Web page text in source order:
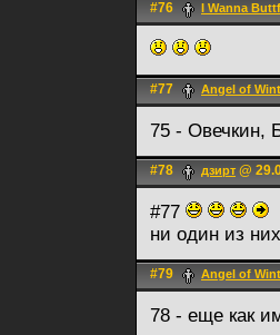
#76 I Wanna
#77 Angel of
75 - Овечкин,
#78 дзирт @
#77
ни один из
#79 Angel of
78 - еще как